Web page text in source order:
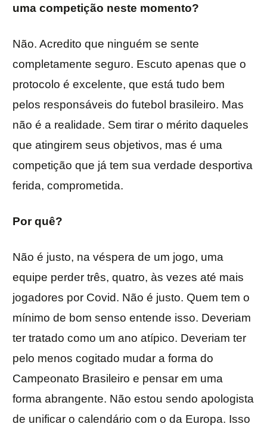
uma competição neste momento?
Não. Acredito que ninguém se sente
completamente seguro. Escuto apenas que o
protocolo é excelente, que está tudo bem
pelos responsáveis do futebol brasileiro. Mas
não é a realidade. Sem tirar o mérito daqueles
que atingirem seus objetivos, mas é uma
competição que já tem sua verdade desportiva
ferida, comprometida.
Por quê?
Não é justo, na véspera de um jogo, uma
equipe perder três, quatro, às vezes até mais
jogadores por Covid. Não é justo. Quem tem o
mínimo de bom senso entende isso. Deveriam
ter tratado como um ano atípico. Deveriam ter
pelo menos cogitado mudar a forma do
Campeonato Brasileiro e pensar em uma
forma abrangente. Não estou sendo apologista
de unificar o calendário com o da Europa. Isso